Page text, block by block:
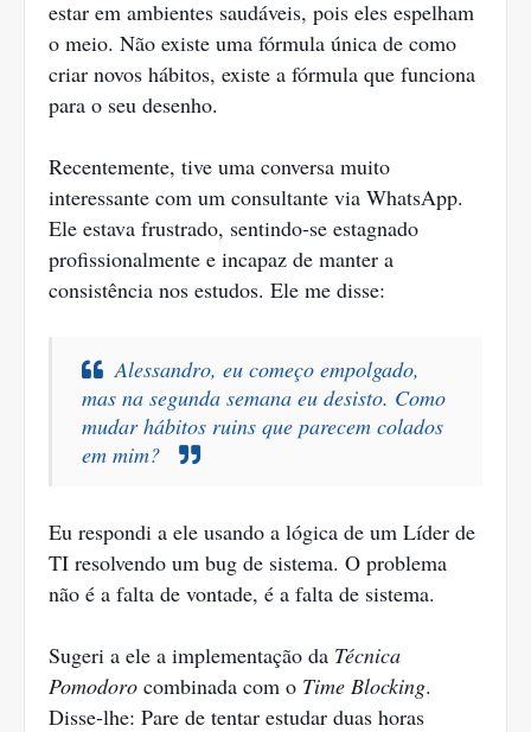
estar em ambientes saudáveis, pois eles espelham
o meio. Não existe uma fórmula única de como
criar novos hábitos, existe a fórmula que funciona
para o seu desenho.
Recentemente, tive uma conversa muito
interessante com um consultante via WhatsApp.
Ele estava frustrado, sentindo-se estagnado
profissionalmente e incapaz de manter a
consistência nos estudos. Ele me disse:
Alessandro, eu começo empolgado,
mas na segunda semana eu desisto. Como
mudar hábitos ruins que parecem colados
em mim?
Eu respondi a ele usando a lógica de um Líder de
TI resolvendo um bug de sistema. O problema
não é a falta de vontade, é a falta de sistema.
Sugeri a ele a implementação da Técnica
Pomodoro combinada com o Time Blocking.
Disse-lhe: Pare de tentar estudar duas horas